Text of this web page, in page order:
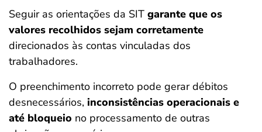
Seguir as orientações da SIT garante que os
valores recolhidos sejam corretamente
direcionados às contas vinculadas dos
trabalhadores.
O preenchimento incorreto pode gerar débitos
desnecessários, inconsistências operacionais e
até bloqueio no processamento de outras